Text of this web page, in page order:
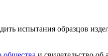
испытания образцов